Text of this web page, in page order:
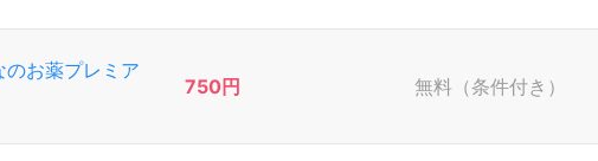
のお薬プレミア
750円 無料（条件付き）